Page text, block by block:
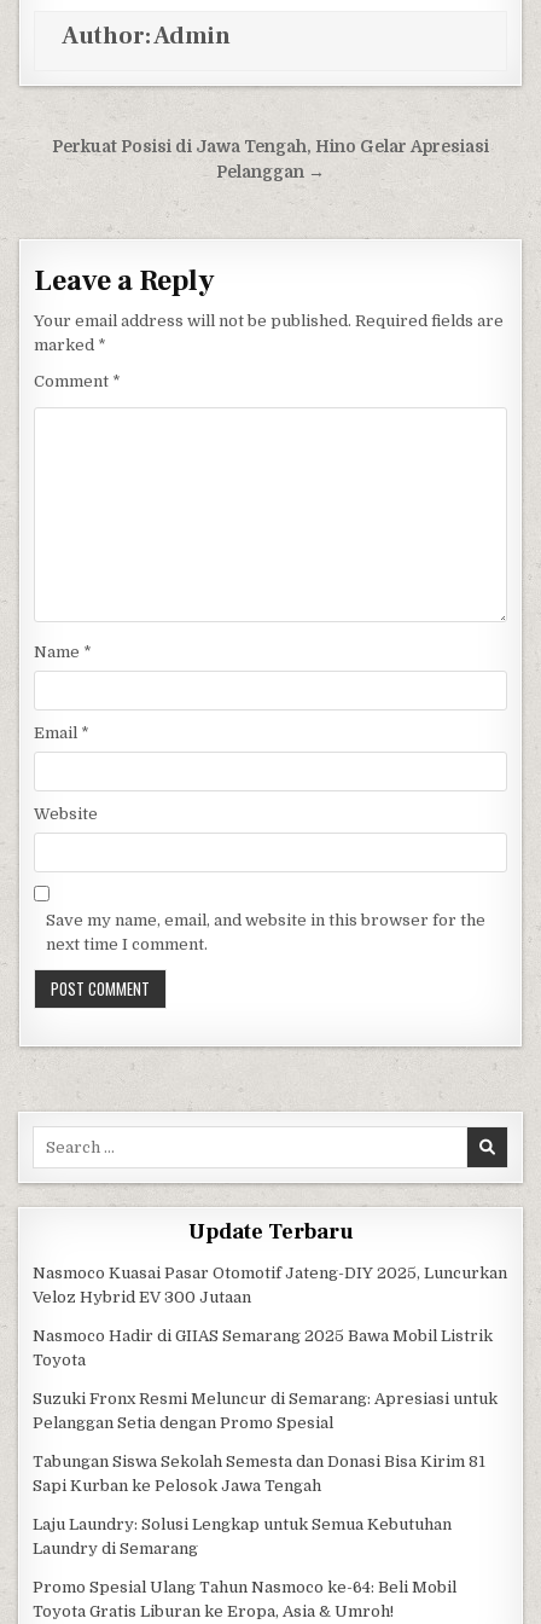
Author:Admin
Post navigation
Perkuat Posisi di Jawa Tengah, Hino Gelar Apresiasi
Pelanggan →
Leave a Reply
Your email address will not be published. Required fields are
marked *
Comment *
Name *
Email *
Website
Save my name, email, and website in this browser for the
next time I comment.
Search for:
Update Terbaru
Nasmoco Kuasai Pasar Otomotif Jateng-DIY 2025, Luncurkan
Veloz Hybrid EV 300 Jutaan
Nasmoco Hadir di GIIAS Semarang 2025 Bawa Mobil Listrik
Toyota
Suzuki Fronx Resmi Meluncur di Semarang: Apresiasi untuk
Pelanggan Setia dengan Promo Spesial
Tabungan Siswa Sekolah Semesta dan Donasi Bisa Kirim 81
Sapi Kurban ke Pelosok Jawa Tengah
Laju Laundry: Solusi Lengkap untuk Semua Kebutuhan
Laundry di Semarang
Promo Spesial Ulang Tahun Nasmoco ke-64: Beli Mobil
Toyota Gratis Liburan ke Eropa, Asia & Umroh!